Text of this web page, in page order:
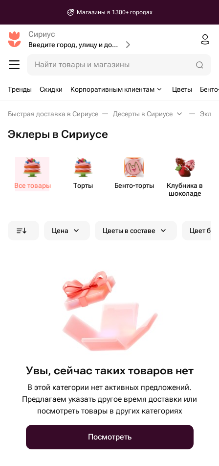
Магазины в 1300+ городах
Сириус
Введите город, улицу и дом доставки
Найти товары и магазины
Тренды Скидки Корпоративным клиентам Цветы
Быстрая доставка в Сириусе Десерты в Сириусе
Эклеры в Сириусе
Все товары Торты Бенто​-торты
Клубника в
шоколаде
Цена Цветы в составе Цвет
Увы, сейчас таких товаров нет
В этой категории нет активных предложений.
Предлагаем указать другое время доставки или
посмотреть товары в других категориях
Посмотреть